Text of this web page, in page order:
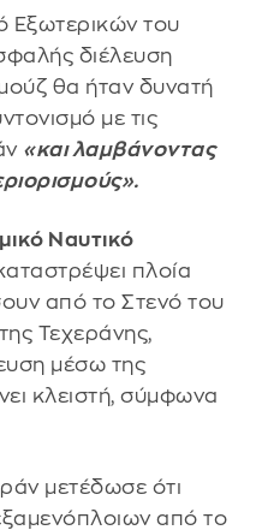
Εξωτερικών του
διέλευση
θα ήταν δυνατή
με τις
«και λαμβάνοντας
Ναυτικό
πλοία
από το Στενό του
Τεχεράνης,
μέσω της
κλειστή, σύμφωνα
μετέδωσε ότι
από το